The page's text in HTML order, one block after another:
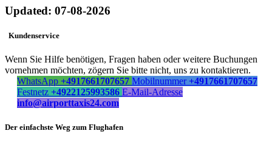
Updated: 07-08-2026
Kundenservice
Wenn Sie Hilfe benötigen, Fragen haben oder weitere Buchungen
vornehmen möchten, zögern Sie bitte nicht, uns zu kontaktieren.
WhatsApp +4917661707657 Mobilnummer +4917661707657
Festnetz +4922125993586 E-Mail-Adresse
info@airporttaxis24.com
Der einfachste Weg zum Flughafen